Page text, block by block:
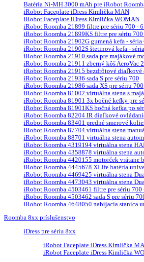
Batéria Ni-MH 3000 mAh pre iRobot
iRobot Faceplate iDress Kimlička MAN
iRobot Faceplate iDress Kimlička WOMAN
iRobot Roomba 21899 filtre pre sériu 700 -
iRobot Roomba 21899KS filtre pre sériu 700
iRobot Roomba 21902G gumená kefa - séria
iRobot Roomba 21902S štetinová kefa -
iRobot Roomba 21910 sada pre majákové
iRobot Roomba 21911 zberný kôš AeroVac
iRobot Roomba 21915 bezdrôtové diaľkové
iRobot Roomba 21936 sada S pre sériu 700
iRobot Roomba 21986 sada XS pre sériu 700
iRobot Roomba 81002 virtuálna stena s
iRobot Roomba 81901 3x bočné kefky pre
iRobot Roomba 81901KS bočná kefka po
iRobot Roomba 82204 IR diaľkové
iRobot Roomba 83401 predné smerové
iRobot Roomba 87704 virtuálna stena
iRobot Roomba 88701 virtuálna stena
iRobot Roomba 4319194 virtuálna stena
iRobot Roomba 4358878 virtuálna stena
iRobot Roomba 4420155 motorček vrátane
iRobot Roomba 4445678 XLife batéria
iRobot Roomba 4469425 virtuálna stena
iRobot Roomba 4473043 virtuálna stena
iRobot Roomba 4503461 filtre pre sériu 700
iRobot Roomba 4503462 sada S pre sériu
iRobot Roomba 4648050 nabíjacia stanica
Roomba 8xx príslušenstvo
iDress pre sériu 8xx
iRobot Faceplate iDress Kimlička
iRobot Faceplate iDress Kimlička